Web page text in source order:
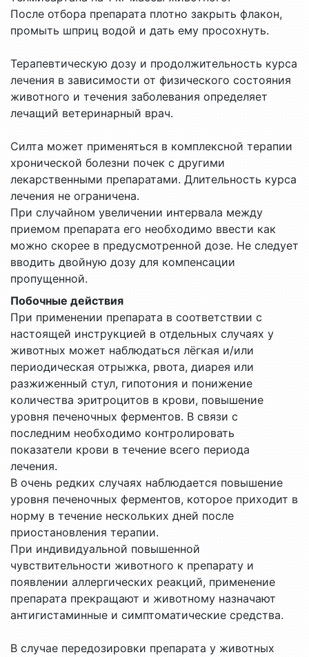
После отбора препарата плотно закрыть флакон,
промыть шприц водой и дать ему просохнуть.
Терапевтическую дозу и продолжительность курса
лечения в зависимости от физического состояния
животного и течения заболевания определяет
лечащий ветеринарный врач.
Силта может применяться в комплексной терапии
хронической болезни почек с другими
лекарственными препаратами. Длительность курса
лечения не ограничена.
При случайном увеличении интервала между
приемом препарата его необходимо ввести как
можно скорее в предусмотренной дозе. Не следует
вводить двойную дозу для компенсации
пропущенной.
Побочные действия
При применении препарата в соответствии с
настоящей инструкцией в отдельных случаях у
животных может наблюдаться лёгкая и/или
периодическая отрыжка, рвота, диарея или
разжиженный стул, гипотония и понижение
количества эритроцитов в крови, повышение
уровня печеночных ферментов. В связи с
последним необходимо контролировать
показатели крови в течение всего периода
лечения.
В очень редких случаях наблюдается повышение
уровня печеночных ферментов, которое приходит в
норму в течение нескольких дней после
приостановления терапии.
При индивидуальной повышенной
чувствительности животного к препарату и
появлении аллергических реакций, применение
препарата прекращают и животному назначают
антигистаминные и симптоматические средства.
В случае передозировки препарата у животных